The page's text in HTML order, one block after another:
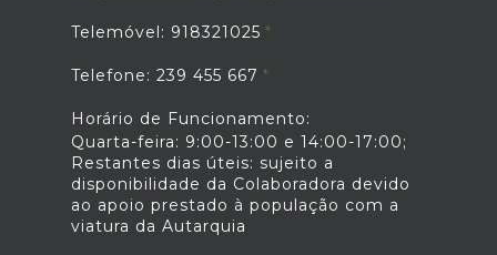
Telemóvel: 918321025
Telefone: 239 455 667
Horário de Funcionamento:
Quarta-feira: 9:00-13:00 e 14:00-17:00;
Restantes dias úteis: sujeito a
disponibilidade da Colaboradora devido
ao apoio prestado à população com a
viatura da Autarquia